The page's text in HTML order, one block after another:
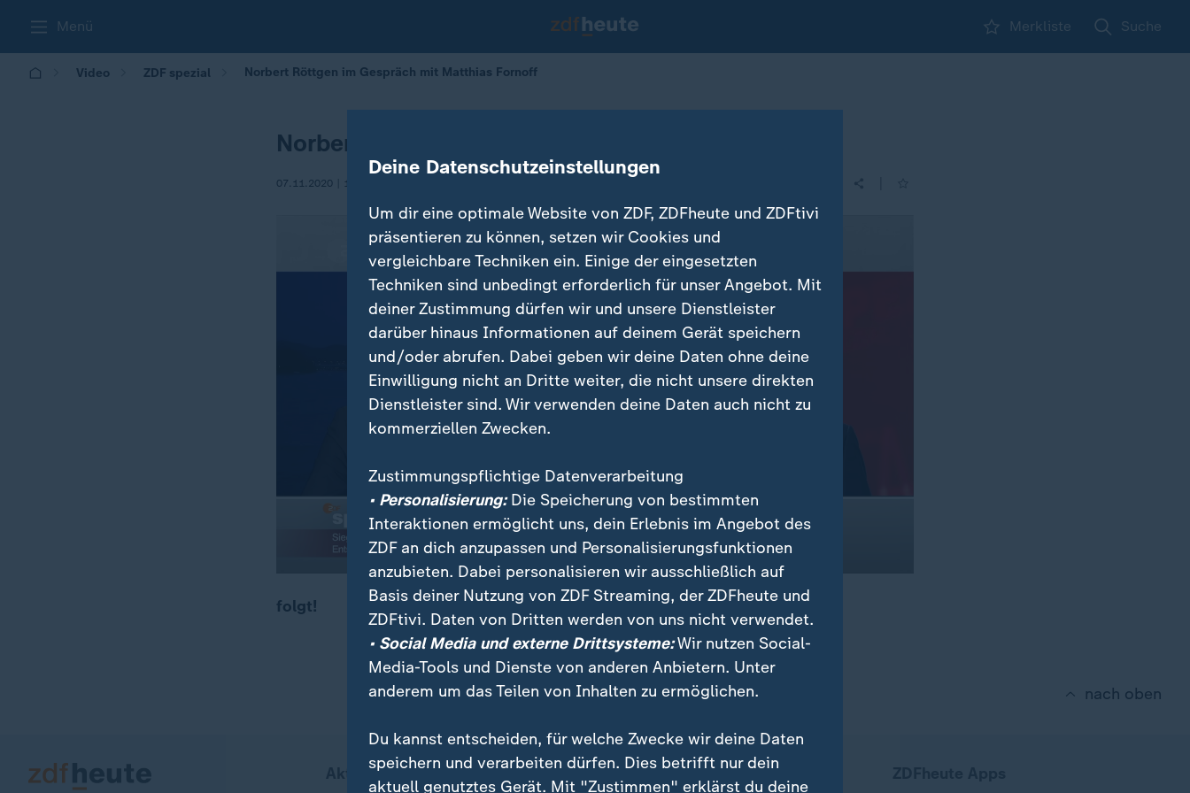
Menü Merkliste Suche
Video ZDF spezial Norbert Röttgen im Gespräch mit Matthias Fornoff
Norbert Röttgen im Gespräch mit Matthias Fornoff
07.11.2020 | 19:25
folgt!
nach oben
Aktuell bei ZDFheute ZDFheute Update
Deine Datenschutzeinstellungen
Um dir eine optimale Website von ZDF, ZDFheute und ZDFtivi
präsentieren zu können, setzen wir Cookies und
vergleichbare Techniken ein. Einige der eingesetzten
Techniken sind unbedingt erforderlich für unser Angebot. Mit
deiner Zustimmung dürfen wir und unsere Dienstleister
darüber hinaus Informationen auf deinem Gerät speichern
und/oder abrufen. Dabei geben wir deine Daten ohne deine
Einwilligung nicht an Dritte weiter, die nicht unsere direkten
Dienstleister sind. Wir verwenden deine Daten auch nicht zu
kommerziellen Zwecken.
Zustimmungspflichtige Datenverarbeitung
• Personalisierung:Die Speicherung von bestimmten
Interaktionen ermöglicht uns, dein Erlebnis im Angebot des
ZDF an dich anzupassen und Personalisierungsfunktionen
anzubieten. Dabei personalisieren wir ausschließlich auf
Basis deiner Nutzung von ZDF Streaming, der ZDFheute und
ZDFtivi. Daten von Dritten werden von uns nicht verwendet.
• Social Media und externe Drittsysteme:Wir nutzen Social-
Media-Tools und Dienste von anderen Anbietern. Unter
anderem um das Teilen von Inhalten zu ermöglichen.
Du kannst entscheiden, für welche Zwecke wir deine Daten
speichern und verarbeiten dürfen. Dies betrifft nur dein
aktuell genutztes Gerät. Mit "Zustimmen" erklärst du deine